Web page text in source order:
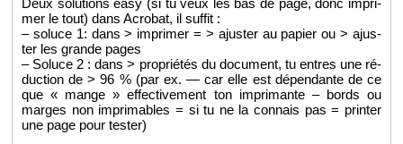
mer le tout) dans Acro­bat, il suf­fit :
– so­luce 1: dans > im­pri­mer = > ajus­ter au pa­pier ou > ajus­
ter les grande pages
– So­luce 2 : dans > pro­prié­tés du do­cu­ment, tu entres une ré­
duc­tion de > 96 % (par ex. — car elle est dé­pen­dante de ce
que « mange » ef­fec­ti­ve­ment ton im­pri­mante – bords ou
marges non im­pri­mables = si tu ne la connais pas = prin­ter
une page pour tes­ter)